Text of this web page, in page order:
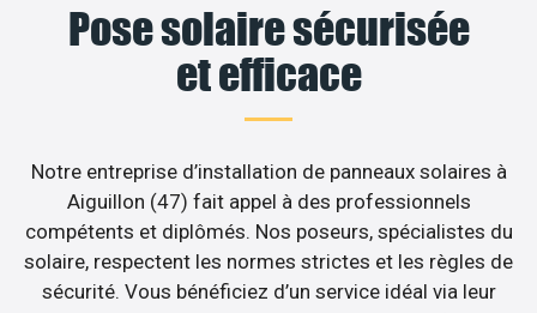
Pose solaire sécurisée
et efficace
Notre entreprise d’installation de panneaux solaires à
Aiguillon (47) fait appel à des professionnels
compétents et diplômés. Nos poseurs, spécialistes du
solaire, respectent les normes strictes et les règles de
sécurité. Vous bénéficiez d’un service idéal via leur